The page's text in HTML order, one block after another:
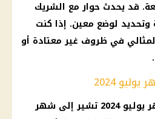
قد يحدث حوار مع الشريك
لوضع معين. إذا كنت
في ظروف غير معتادة أو
2024
توقعات برج العقرب لشهر يوليو 2024 تشير إلى شهر